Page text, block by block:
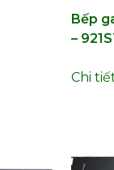
Bếp
–
Chi